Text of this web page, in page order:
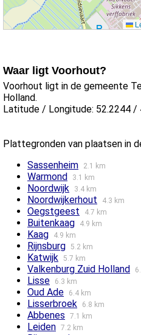
Waar ligt Voorhout?
Voorhout ligt in de gemeente
Holland.
Latitude / Longitude: 52.2244 /
Plattegronden van plaatsen in
Sassenheim
2.1 km
Warmond 3.1 km
Noordwijk 3.4 km
Noordwijkerhout 4.3 km
Oegstgeest 4.7 km
Buitenkaag 4.9 km
Kaag 4.9 km
Rijnsburg 5.2 km
Katwijk 5.7 km
Valkenburg Zuid Holland
Lisse 6.3 km
Oud Ade 6.4 km
Lisserbroek 6.8 km
Abbenes 7.1 km
Leiden 7.2 km